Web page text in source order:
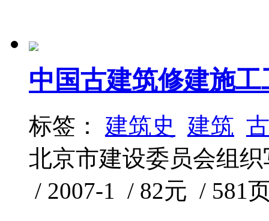
中国古建筑修建施工
标签： 建筑史 建筑
北京市建设委员会组
/ 2007-1 / 82元 / 581